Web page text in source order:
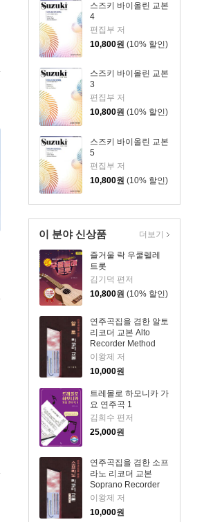
스즈키 바이올린 교본
4
편집부 저
10,800원 (10% 할인)
스즈키 바이올린 교본
3
편집부 저
10,800원 (10% 할인)
스즈키 바이올린 교본
5
편집부 저
10,800원 (10% 할인)
이 분야 신상품
즐거울 락 우쿨렐레
트롯
김기덕 편저
10,800원 (10% 할인)
연주곡집을 겸한 알토
리코더 교본 Alto
Recorder Method
이왕제 저
10,000원
트레몰로 하모니카 가
요 연주곡 1
김희수 편저
25,000원
연주곡집을 겸한 소프
라노 리코더 교본
Soprano Recorder
Method
이왕제 저
10,000원
더보기